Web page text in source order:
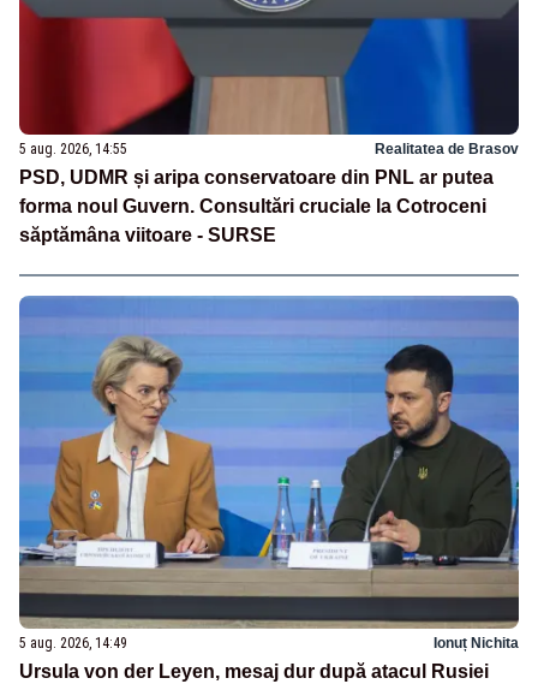
5 aug. 2026, 14:55 Realitatea de Brasov
PSD, UDMR și aripa conservatoare din PNL ar putea
forma noul Guvern. Consultări cruciale la Cotroceni
săptămâna viitoare - SURSE
5 aug. 2026, 14:49 Ionuț Nichita
Ursula von der Leyen, mesaj dur după atacul Rusiei